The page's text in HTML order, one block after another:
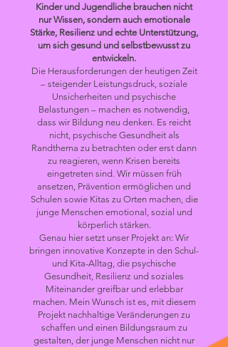
Kinder und Jugendliche brauchen nicht
nur Wissen, sondern auch emotionale
Stärke, Resilienz und echte Unterstützung,
um sich gesund und selbstbewusst zu
entwickeln.
Die Herausforderungen der heutigen Zeit
– steigender Leistungsdruck, soziale
Unsicherheiten und psychische
Belastungen – machen es notwendig,
dass wir Bildung neu denken. Es reicht
nicht, psychische Gesundheit als
Randthema zu betrachten oder erst dann
zu reagieren, wenn Krisen bereits
eingetreten sind. Wir müssen früh
ansetzen, Prävention ermöglichen und
Schulen sowie Kitas zu Orten machen, die
junge Menschen emotional, sozial und
körperlich stärken.
Genau hier setzt unser Projekt an: Wir
bringen innovative Konzepte in den Schul-
und Kita-Alltag, die psychische
Gesundheit, Resilienz und soziales
Miteinander greifbar und erlebbar
machen. Mein Wunsch ist es, mit diesem
Projekt nachhaltige Veränderungen zu
schaffen und einen Bildungsraum zu
gestalten, der junge Menschen nicht nur